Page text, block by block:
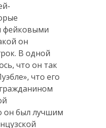
фейковыми
он
В одной
что он так
что его
он был лучшим